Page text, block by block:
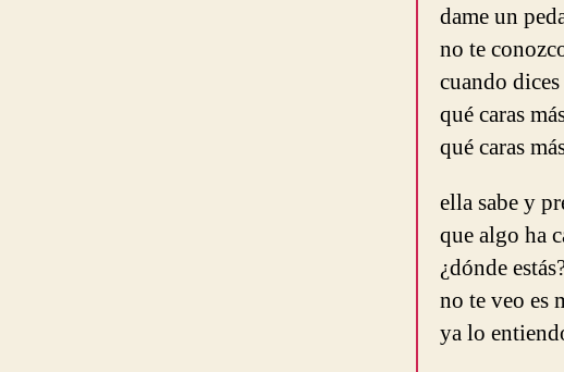
dame un
no te
cuando
qué caras
qué caras
ella sabe y
que algo ha
¿dónde
no te veo es
ya lo